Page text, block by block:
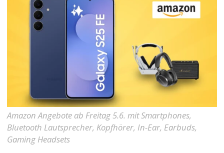
Amazon Angebote ab Freitag 5.6. mit Smartphones,
Bluetooth Lautsprecher, Kopfhörer, In-Ear, Earbuds,
Gaming Headsets